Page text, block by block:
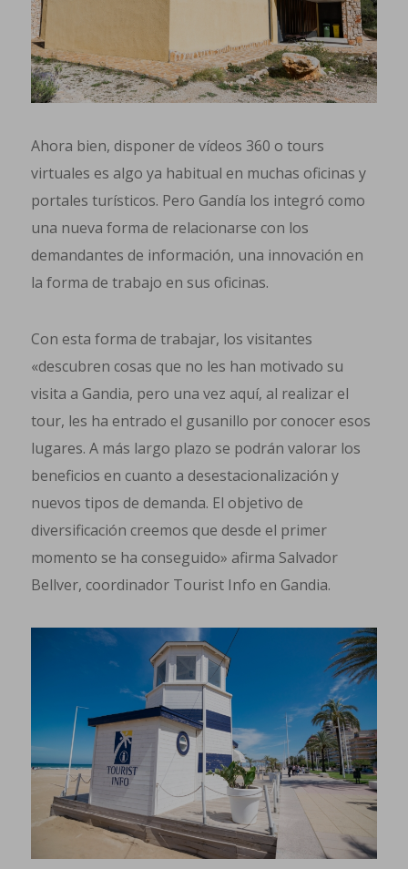
Ahora bien, disponer de vídeos 360 o tours
virtuales es algo ya habitual en muchas oficinas y
portales turísticos. Pero Gandía los integró como
una nueva forma de relacionarse con los
demandantes de información, una innovación en
la forma de trabajo en sus oficinas.
Con esta forma de trabajar, los visitantes
«descubren cosas que no les han motivado su
visita a Gandia, pero una vez aquí, al realizar el
tour, les ha entrado el gusanillo por conocer esos
lugares. A más largo plazo se podrán valorar los
beneficios en cuanto a desestacionalización y
nuevos tipos de demanda. El objetivo de
diversificación creemos que desde el primer
momento se ha conseguido» afirma Salvador
Bellver, coordinador Tourist Info en Gandia.